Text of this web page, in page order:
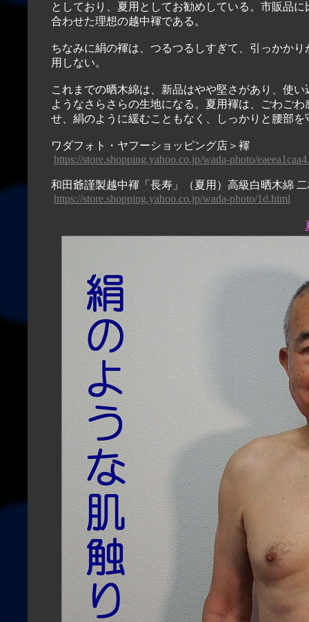
としており、夏用としてお勧めしている。市販品
合わせた理想の越中褌である。
ちなみに絹の褌は、つるつるしすぎて、引っかか
用しない。
これまでの晒木綿は、新品はやや堅さがあり、使
ようなさらさらの生地になる。夏用褌は、ごわご
せ、絹のように緩むこともなく、しっかりと腰部
ワダフォト・ヤフーショッピング店＞褌
https://store.shopping.yahoo.co.jp/wada-photo/
和田爺謹製越中褌「長寿」（夏用）高級白晒木綿
https://store.shopping.yahoo.co.jp/wada-photo/1d.html